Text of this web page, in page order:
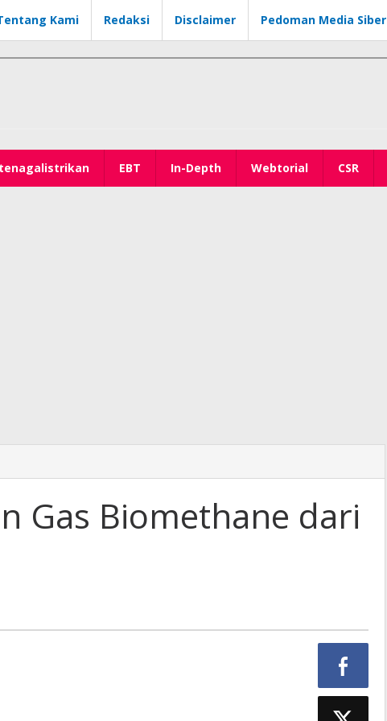
Kami Redaksi Disclaimer Pedoman Media Siber
EBT In-Depth Webtorial CSR
Gas Biomethane dari